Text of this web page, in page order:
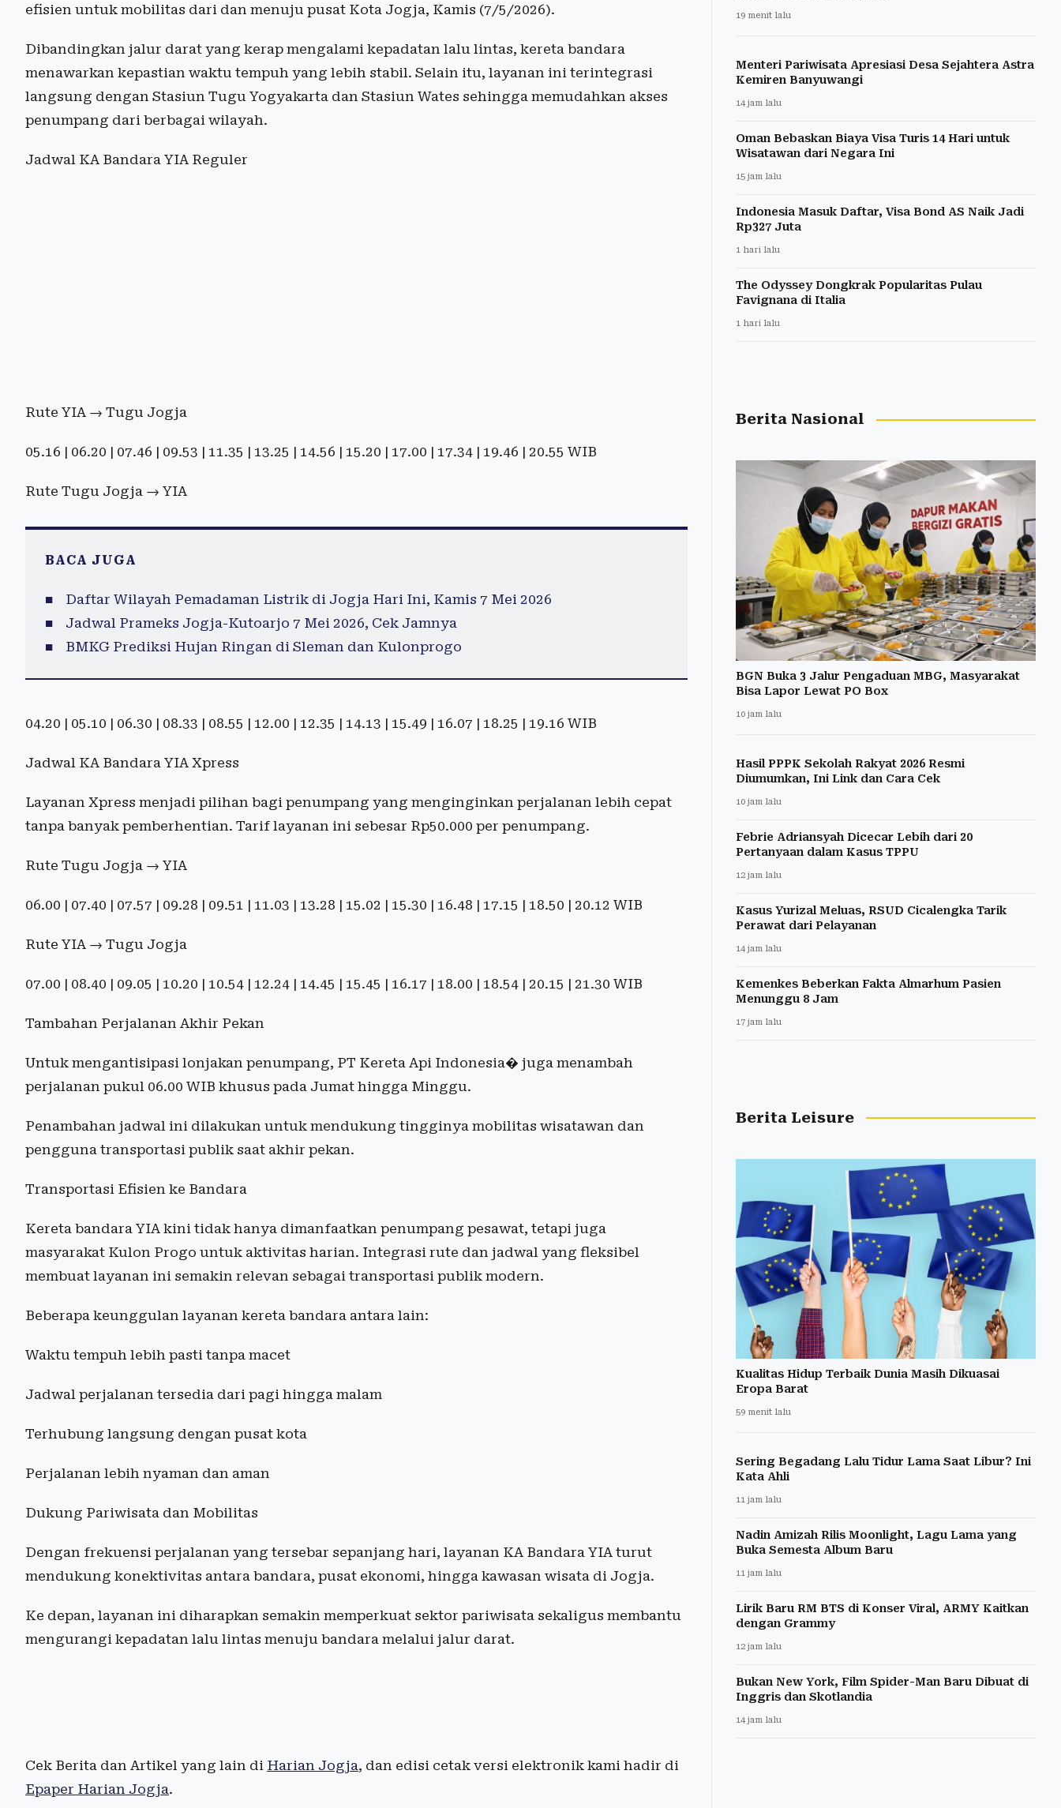
efisien untuk mobilitas dari dan menuju pusat Kota Jogja, Kamis (7/5/2026).
Dibandingkan jalur darat yang kerap mengalami kepadatan lalu lintas, kereta bandara
menawarkan kepastian waktu tempuh yang lebih stabil. Selain itu, layanan ini terintegrasi
langsung dengan Stasiun Tugu Yogyakarta dan Stasiun Wates sehingga memudahkan akses
penumpang dari berbagai wilayah.
Jadwal KA Bandara YIA Reguler
Rute YIA → Tugu Jogja
05.16 | 06.20 | 07.46 | 09.53 | 11.35 | 13.25 | 14.56 | 15.20 | 17.00 | 17.34 | 19.46 | 20.55 WIB
Rute Tugu Jogja → YIA
BACA JUGA
Daftar Wilayah Pemadaman Listrik di Jogja Hari Ini, Kamis 7 Mei 2026
Jadwal Prameks Jogja-Kutoarjo 7 Mei 2026, Cek Jamnya
BMKG Prediksi Hujan Ringan di Sleman dan Kulonprogo
04.20 | 05.10 | 06.30 | 08.33 | 08.55 | 12.00 | 12.35 | 14.13 | 15.49 | 16.07 | 18.25 | 19.16 WIB
Jadwal KA Bandara YIA Xpress
Layanan Xpress menjadi pilihan bagi penumpang yang menginginkan perjalanan lebih cepat
tanpa banyak pemberhentian. Tarif layanan ini sebesar Rp50.000 per penumpang.
Rute Tugu Jogja → YIA
06.00 | 07.40 | 07.57 | 09.28 | 09.51 | 11.03 | 13.28 | 15.02 | 15.30 | 16.48 | 17.15 | 18.50 | 20.12 WIB
Rute YIA → Tugu Jogja
07.00 | 08.40 | 09.05 | 10.20 | 10.54 | 12.24 | 14.45 | 15.45 | 16.17 | 18.00 | 18.54 | 20.15 | 21.30 WIB
Tambahan Perjalanan Akhir Pekan
Untuk mengantisipasi lonjakan penumpang, PT Kereta Api Indonesia⁠� juga menambah
perjalanan pukul 06.00 WIB khusus pada Jumat hingga Minggu.
Penambahan jadwal ini dilakukan untuk mendukung tingginya mobilitas wisatawan dan
pengguna transportasi publik saat akhir pekan.
Transportasi Efisien ke Bandara
Kereta bandara YIA kini tidak hanya dimanfaatkan penumpang pesawat, tetapi juga
masyarakat Kulon Progo untuk aktivitas harian. Integrasi rute dan jadwal yang fleksibel
membuat layanan ini semakin relevan sebagai transportasi publik modern.
Beberapa keunggulan layanan kereta bandara antara lain:
Waktu tempuh lebih pasti tanpa macet
Jadwal perjalanan tersedia dari pagi hingga malam
Terhubung langsung dengan pusat kota
Perjalanan lebih nyaman dan aman
Dukung Pariwisata dan Mobilitas
Dengan frekuensi perjalanan yang tersebar sepanjang hari, layanan KA Bandara YIA turut
mendukung konektivitas antara bandara, pusat ekonomi, hingga kawasan wisata di Jogja.
Ke depan, layanan ini diharapkan semakin memperkuat sektor pariwisata sekaligus membantu
mengurangi kepadatan lalu lintas menuju bandara melalui jalur darat.
Cek Berita dan Artikel yang lain di Harian Jogja, dan edisi cetak versi elektronik kami hadir di
Epaper Harian Jogja.
19 menit lalu
Menteri Pariwisata Apresiasi Desa Sejahtera Astra
Kemiren Banyuwangi
14 jam lalu
Oman Bebaskan Biaya Visa Turis 14 Hari untuk
Wisatawan dari Negara Ini
15 jam lalu
Indonesia Masuk Daftar, Visa Bond AS Naik Jadi
Rp327 Juta
1 hari lalu
The Odyssey Dongkrak Popularitas Pulau
Favignana di Italia
1 hari lalu
Berita Nasional
BGN Buka 3 Jalur Pengaduan MBG, Masyarakat
Bisa Lapor Lewat PO Box
10 jam lalu
Hasil PPPK Sekolah Rakyat 2026 Resmi
Diumumkan, Ini Link dan Cara Cek
10 jam lalu
Febrie Adriansyah Dicecar Lebih dari 20
Pertanyaan dalam Kasus TPPU
12 jam lalu
Kasus Yurizal Meluas, RSUD Cicalengka Tarik
Perawat dari Pelayanan
14 jam lalu
Kemenkes Beberkan Fakta Almarhum Pasien
Menunggu 8 Jam
17 jam lalu
Berita Leisure
Kualitas Hidup Terbaik Dunia Masih Dikuasai
Eropa Barat
59 menit lalu
Sering Begadang Lalu Tidur Lama Saat Libur? Ini
Kata Ahli
11 jam lalu
Nadin Amizah Rilis Moonlight, Lagu Lama yang
Buka Semesta Album Baru
11 jam lalu
Lirik Baru RM BTS di Konser Viral, ARMY Kaitkan
dengan Grammy
12 jam lalu
Bukan New York, Film Spider-Man Baru Dibuat di
Inggris dan Skotlandia
14 jam lalu